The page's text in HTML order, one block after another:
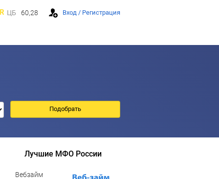
ЦБ 60,28 Вход / Регистрация
Лучшие МФО России
Вебзайм